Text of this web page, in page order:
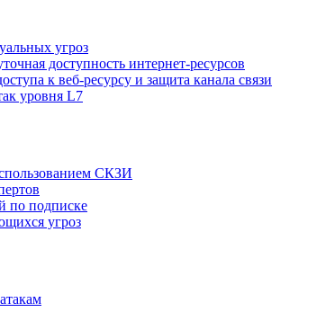
угроз
доступность интернет-ресурсов
к веб‑ресурсу и защита канала связи
уровня L7
СКЗИ
по подписке
угроз